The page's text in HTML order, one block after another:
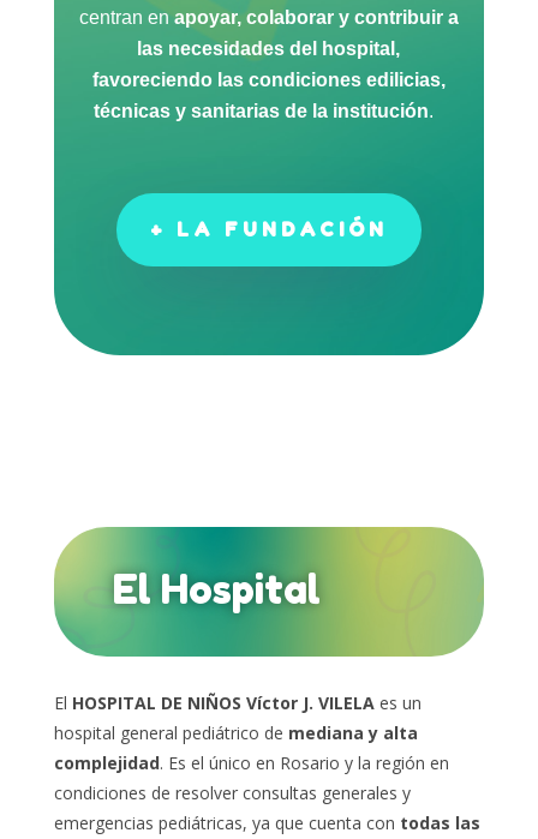
centran en apoyar, colaborar y contribuir a
las necesidades del hospital,
favoreciendo las condiciones edilicias,
técnicas y sanitarias de la institución.
+ LA FUNDACIÓN
El Hospital
El HOSPITAL DE NIÑOS Víctor J. VILELA es un
hospital general pediátrico de mediana y alta
complejidad. Es el único en Rosario y la región en
condiciones de resolver consultas generales y
emergencias pediátricas, ya que cuenta con todas las